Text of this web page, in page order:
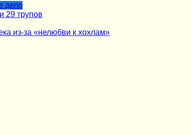
дело
29 трупов
из-за «нелюбви к хохлам»